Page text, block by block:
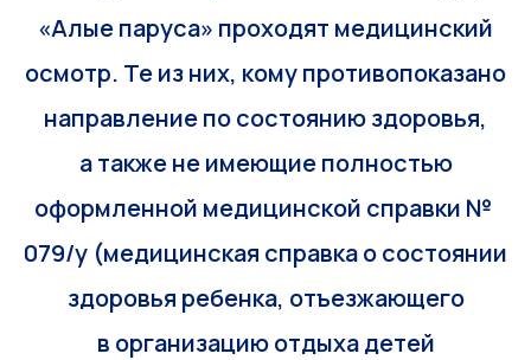
«Алые паруса» проходят медицинский
осмотр. Те из них, кому противопоказано
направление по состоянию здоровья,
а также не имеющие полностью
оформленной медицинской справки №
079/у (медицинская справка о состоянии
здоровья ребенка, отъезжающего
в организацию отдыха детей